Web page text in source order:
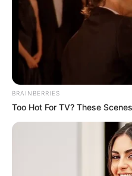
BRAINBERRIES
Too Hot For TV? These